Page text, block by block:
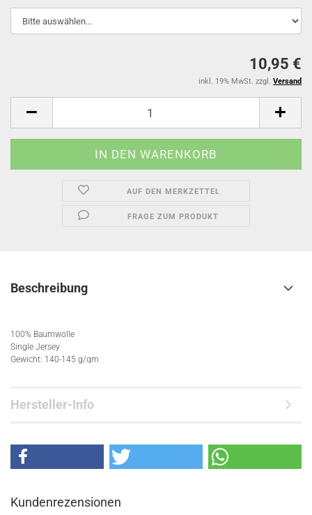
10,95 €
inkl. 19% MwSt. zzgl. Versand
AUF DEN MERKZETTEL
FRAGE ZUM PRODUKT
Beschreibung
100% Baumwolle
Single Jersey
Gewicht: 140-145 g/qm
Hersteller-Info
Kundenrezensionen